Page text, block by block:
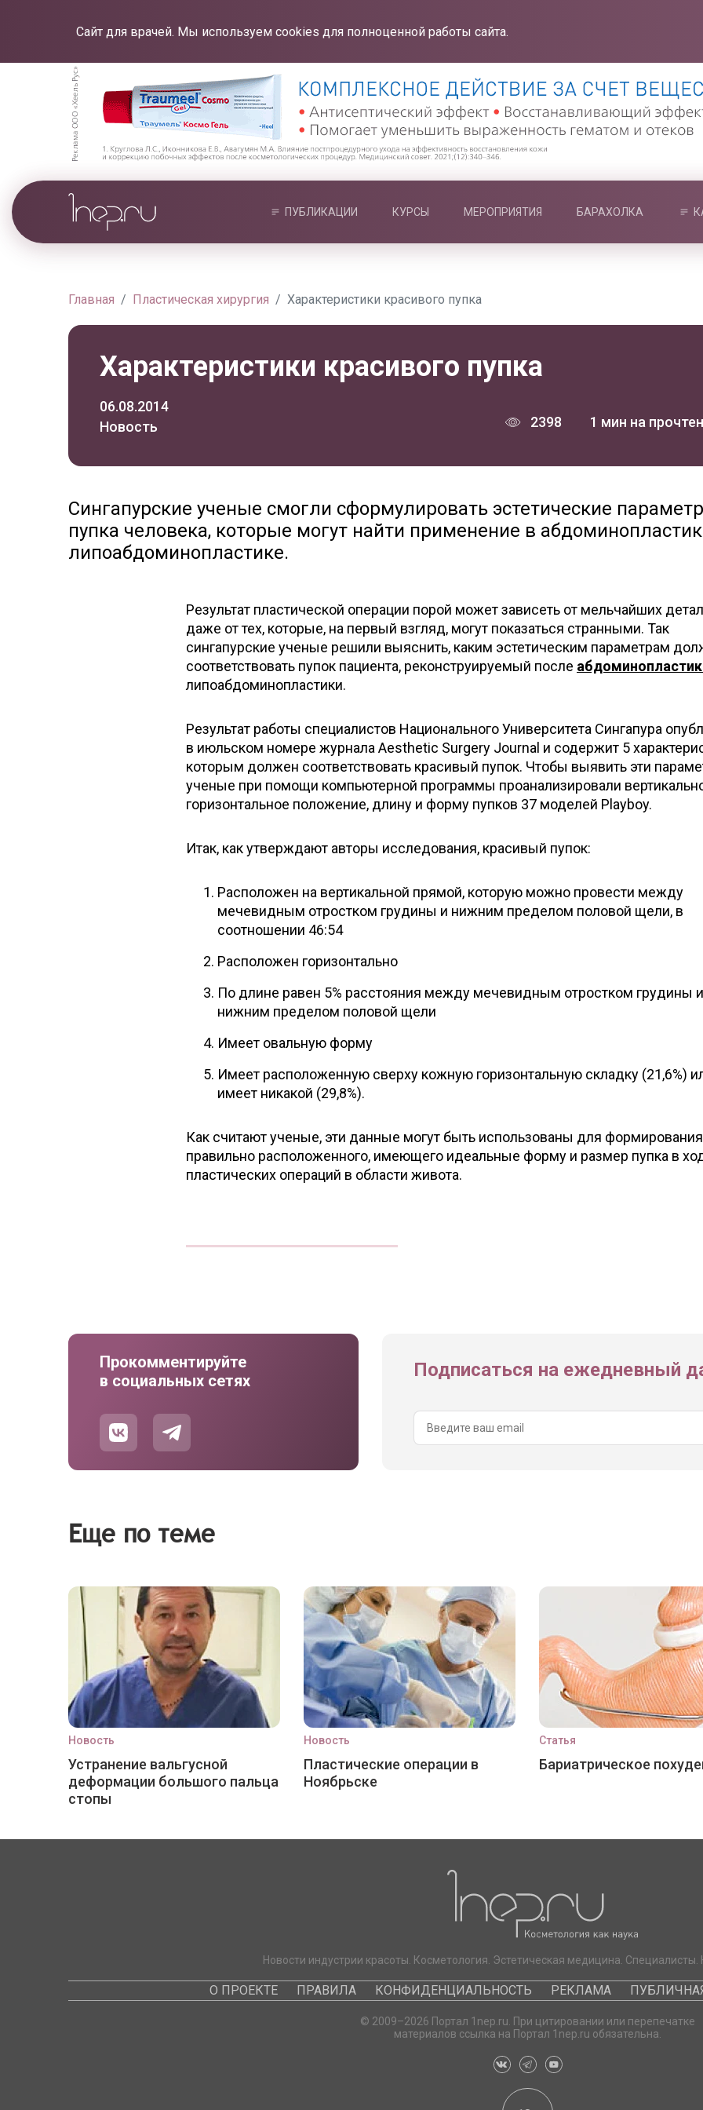
Сайт для врачей. Мы используем cookies для полноценной работы сайта.
ПУБЛИКАЦИИ КУРСЫ МЕРОПРИЯТИЯ БАРАХОЛКА
Главная Пластическая хирургия Характеристики красивого пупка
Характеристики красивого пупка
06.08.2014
Новость
2398 1 мин на
Сингапурские ученые смогли сформулировать эстетические
пупка человека, которые могут найти применение в
липоабдоминопластике.
Результат пластической операции порой может зависеть от мельчайших
даже от тех, которые, на первый взгляд, могут показаться странными. Так
сингапурские ученые решили выяснить, каким эстетическим параметрам
соответствовать пупок пациента, реконструируемый после
липоабдоминопластики.
Результат работы специалистов Национального Университета Сингапура
в июльском номере журнала Aesthetic Surgery Journal и содержит 5
которым должен соответствовать красивый пупок. Чтобы выявить эти
ученые при помощи компьютерной программы проанализировали
горизонтальное положение, длину и форму пупков 37 моделей Playboy.
Итак, как утверждают авторы исследования, красивый пупок:
Расположен на вертикальной прямой, которую можно провести между
мечевидным отростком грудины и нижним пределом половой щели, в
соотношении 46:54
Расположен горизонтально
По длине равен 5% расстояния между мечевидным отростком грудины и
нижним пределом половой щели
Имеет овальную форму
Имеет расположенную сверху кожную горизонтальную складку (21,6%)
имеет никакой (29,8%).
Как считают ученые, эти данные могут быть использованы для формирования
правильно расположенного, имеющего идеальные форму и размер пупка в
пластических операций в области живота.
Прокомментируйте
в социальных сетях
Подписаться на ежедневный
Еще по теме
Новость
Устранение вальгусной
деформации большого пальца
стопы
Новость
Пластические операции в
Ноябрьске
Статья
Бариатрическое
Новости индустрии красоты. Косметология. Эстетическая медицина. Специалисты.
О ПРОЕКТЕ ПРАВИЛА КОНФИДЕНЦИАЛЬНОСТЬ РЕКЛАМА
© 2009–2026 Портал 1nep.ru. При цитировании или перепечатке
материалов ссылка на Портал 1nep.ru обязательна.